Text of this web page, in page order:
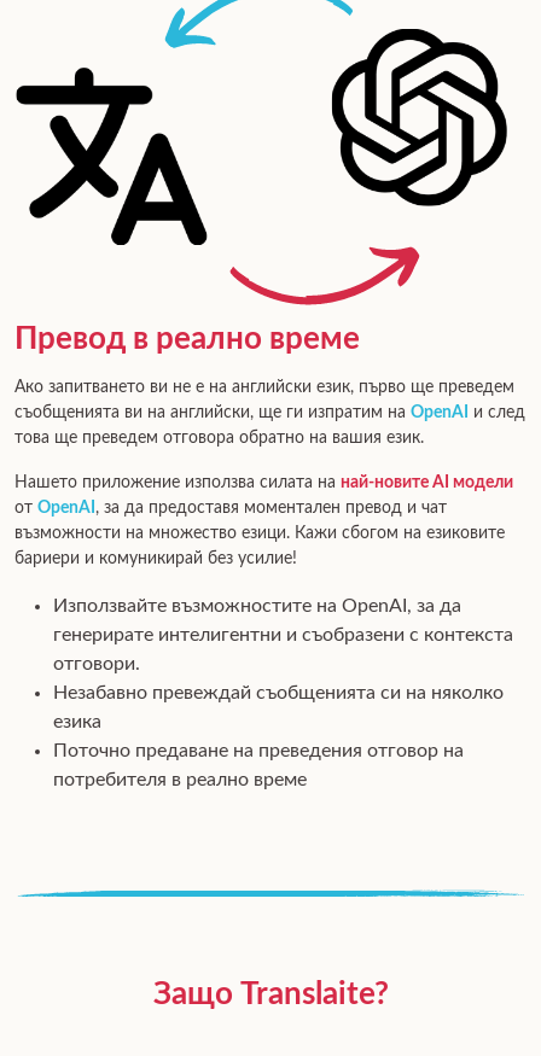
Превод в реално време
Ако запитването ви не е на английски език, първо ще преведем
съобщенията ви на английски, ще ги изпратим на OpenAI
и след
това ще преведем отговора обратно на вашия език.
Нашето приложение използва силата на най-новите AI модели
от OpenAI , за да предоставя моментален превод и чат
възможности на множество езици. Кажи сбогом на езиковите
бариери и комуникирай без усилие!
Използвайте възможностите на OpenAI, за да
генерирате интелигентни и съобразени с контекста
отговори.
Незабавно превеждай съобщенията си на няколко
езика
Поточно предаване на преведения отговор на
потребителя в реално време
Защо Translaite?